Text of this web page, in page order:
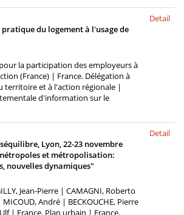
pratique du logement à l'usage de
la participation des employeurs à
(France) | France. Délégation à
territoire et à l'action régionale |
d'information sur le
Detail
Lyon, 22-23 novembre
et métropolisation:
nouvelles dynamiques"
Jean-Pierre | CAMAGNI, Roberto
André | BECKOUCHE, Pierre
Ulf | France. Plan urbain | France.
Detail